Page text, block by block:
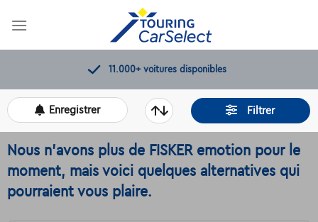
11.000+ voitures disponibles
Filtrer
Enregistrer
Nous n'avons plus de FISKER emotion pour le
moment, mais voici quelques alternatives qui
pourraient vous plaire.